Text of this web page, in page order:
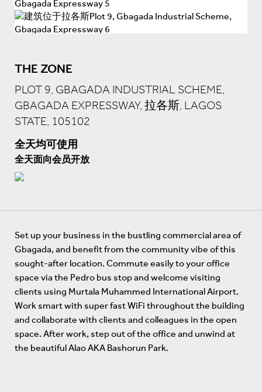
THE ZONE
PLOT 9, GBAGADA INDUSTRIAL SCHEME,
GBAGADA EXPRESSWAY, 拉各斯, LAGOS
STATE, 105102
全天均可使用
全天面向会员开放
Set up your business in the bustling commercial area of
Gbagada, and benefit from the community vibe of this
sought-after location. Commute easily to your office
space via the Pedro bus stop and welcome visiting
clients using Murtala Muhammed International Airport.
Work smart with super fast WiFi throughout the building
and collaborate with clients and colleagues in the open
space. After work, step out of the office and unwind at
the beautiful Alao AKA Bashorun Park.